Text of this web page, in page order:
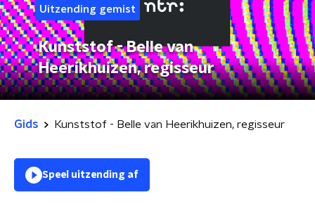
Uitzending gemist
Kunststof - Belle van
Heerikhuizen, regisseur
Gids Kunststof - Belle van Heerikhuizen, regisseur
Speel uitzending af